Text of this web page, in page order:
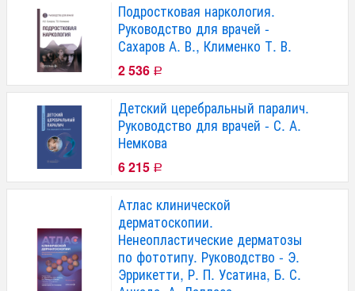
Подростковая наркология.
Руководство для врачей -
Сахаров А. В., Клименко Т. В.
2 536 Р
Детский церебральный паралич.
Руководство для врачей - С. А.
Немкова
6 215 Р
Атлас клинической
дерматоскопии.
Ненеопластические дерматозы
по фототипу. Руководство - Э.
Эррикетти, Р. П. Усатина, Б. С.